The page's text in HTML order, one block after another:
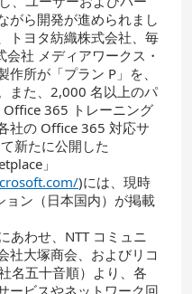
がら開発が進められまし
トヨタ紡織株式会社、毎
社 メディアワークス・
所が「プラン P」を、
また、2,000 名以上のパ
365 トレーニング
社の Office 365 対応サ
新たに公開した
」
)には、現時
ョン（日本国内）が掲載
あわせ、NTT コミュニ
社大塚商会、およびリコ
名五十音順）より、各
ービスやネットワーク回